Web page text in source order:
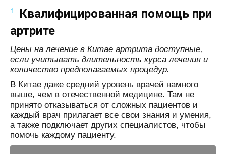
↑
Квалифицированная помощь при
артрите
Цены на лечение в Китае артрита доступные,
если учитывать длительность курса лечения и
количество предполагаемых процедур.
В Китае даже средний уровень врачей намного
выше, чем в отечественной медицине. Там не
принято отказываться от сложных пациентов и
каждый врач прилагает все свои знания и умения,
а также подключает других специалистов, чтобы
помочь каждому пациенту.